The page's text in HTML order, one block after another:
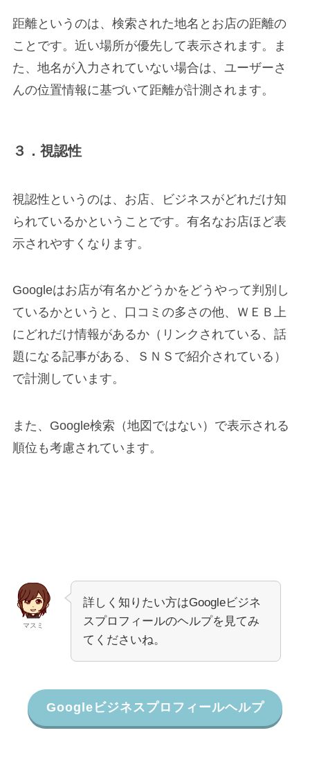
距離というのは、検索された地名とお店の距離の
ことです。近い場所が優先して表示されます。ま
た、地名が入力されていない場合は、ユーザーさ
んの位置情報に基づいて距離が計測されます。
３．視認性
視認性というのは、お店、ビジネスがどれだけ知
られているかということです。有名なお店ほど表
示されやすくなります。
Googleはお店が有名かどうかをどうやって判別し
ているかというと、口コミの多さの他、ＷＥＢ上
にどれだけ情報があるか（リンクされている、話
題になる記事がある、ＳＮＳで紹介されている）
で計測しています。
また、Google検索（地図ではない）で表示される
順位も考慮されています。
マスミ
詳しく知りたい方はGoogleビジネ
スプロフィールのヘルプを見てみ
てくださいね。
Googleビジネスプロフィールヘルプ